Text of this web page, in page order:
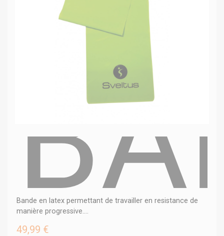
Bande en latex permettant de travailler en resistance de
manière progressive....
49,99 €